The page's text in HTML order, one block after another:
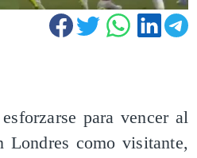
para vencer al
Londres como visitante,